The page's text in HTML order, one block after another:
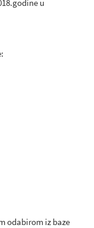
u
odabirom iz baze